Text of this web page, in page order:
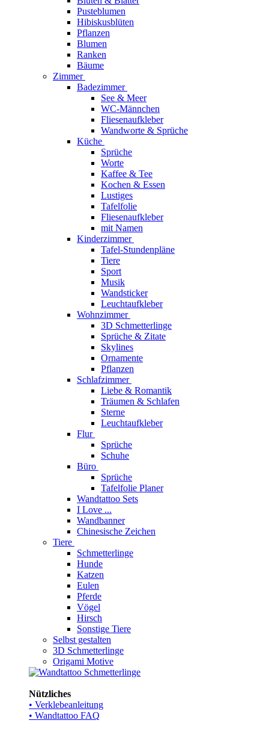
Pusteblumen
Hibiskusblüten
Pflanzen
Blumen
Ranken
Bäume
Zimmer
Badezimmer
See & Meer
WC-Männchen
Fliesenaufkleber
Wandworte & Sprüche
Küche
Sprüche
Worte
Kaffee & Tee
Kochen & Essen
Lustiges
Tafelfolie
Fliesenaufkleber
mit Namen
Kinderzimmer
Tafel-Stundenpläne
Tiere
Sport
Musik
Wandsticker
Leuchtaufkleber
Wohnzimmer
3D Schmetterlinge
Sprüche & Zitate
Skylines
Ornamente
Pflanzen
Schlafzimmer
Liebe & Romantik
Träumen & Schlafen
Sterne
Leuchtaufkleber
Flur
Sprüche
Schuhe
Büro
Sprüche
Tafelfolie Planer
Wandtattoo Sets
I Love ...
Wandbanner
Chinesische Zeichen
Tiere
Schmetterlinge
Hunde
Katzen
Eulen
Pferde
Vögel
Hirsch
Sonstige Tiere
Selbst gestalten
3D Schmetterlinge
Origami Motive
Nützliches
• Verklebeanleitung
• Wandtattoo FAQ